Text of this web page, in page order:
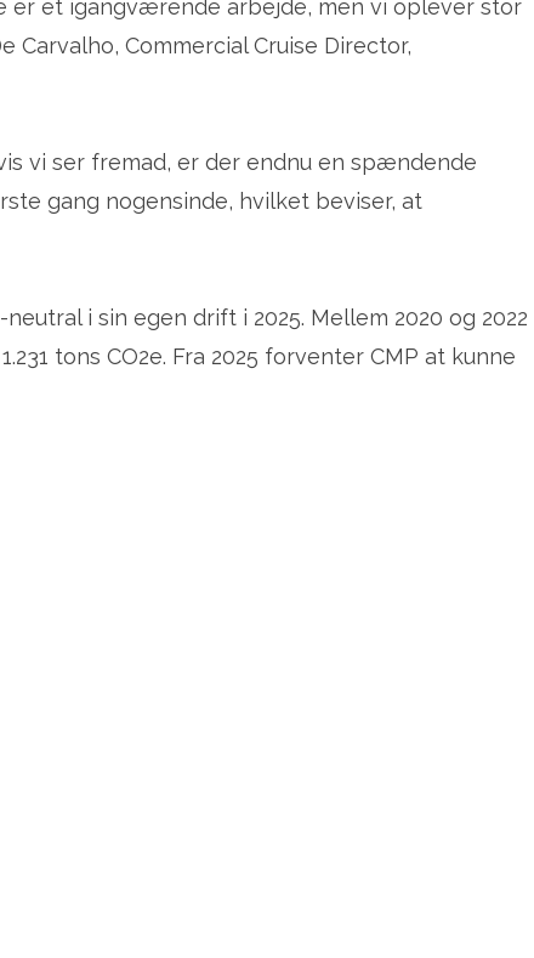
er et igangværende arbejde, men vi oplever stor
Commercial Cruise Director,
vi ser fremad, er der endnu en spændende
gang nogensinde, hvilket beviser, at
i sin egen drift i 2025. Mellem 2020 og 2022
tons CO2e. Fra 2025 forventer CMP at kunne